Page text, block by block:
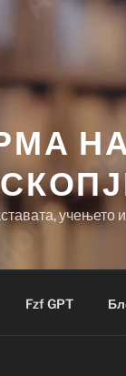
учењето
Fzf GPT